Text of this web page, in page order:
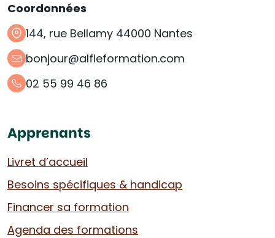
Coordonnées
144, rue Bellamy 44000 Nantes
bonjour@alfieformation.com
02 55 99 46 86
Apprenants
Livret d’accueil
Besoins spécifiques & handicap
Financer sa formation
Agenda des formations